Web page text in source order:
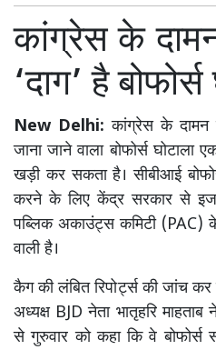
कांग्रेस के
‘दाग’ है
New Delhi:कांग्रेस के
जाना जाने वाला बोफोर्स घोटाला
खड़ी कर सकता है। सीबीआई
करने के लिए केंद्र सरकार से
पब्लिक अकाउंट्स कमिटी (PAC)
वाली है।
कैग की लंबित रिपोर्ट्स की जांच
अध्यक्ष BJD नेता भातृहरि
से गुरुवार को कहा कि वे